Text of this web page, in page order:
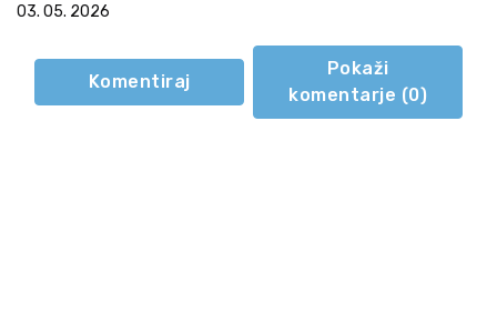
03. 05. 2026
Komentiraj
Pokaži
komentarje (0)